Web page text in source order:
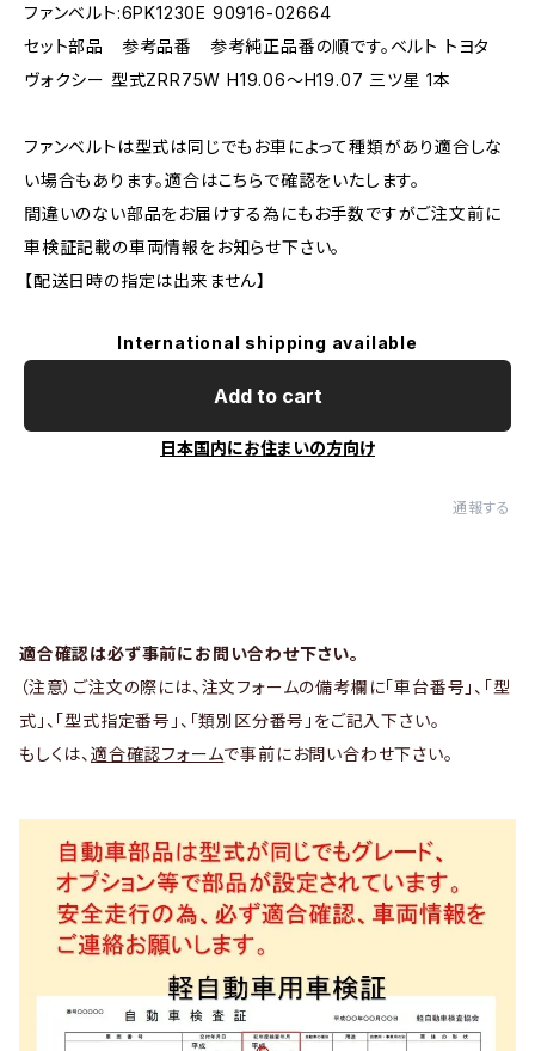
ファンベルト:6PK1230E 90916-02664
セット部品 参考品番 参考純正品番の順です。ベルト トヨタ
ヴォクシー 型式ZRR75W H19.06～H19.07 三ツ星 1本
ファンベルトは型式は同じでもお車によって種類があり適合しな
い場合もあります。適合はこちらで確認をいたします。
間違いのない部品をお届けする為にもお手数ですがご注文前に
車検証記載の車両情報をお知らせ下さい。
【配送日時の指定は出来ません】
International shipping available
Add to cart
日本国内にお住まいの方向け
通報する
適合確認は必ず事前にお問い合わせ下さい。
（注意）ご注文の際には、注文フォームの備考欄に「車台番号」、「型
式」、「型式指定番号」、「類別区分番号」をご記入下さい。
もしくは、 適合確認フォームで事前にお問い合わせ下さい。